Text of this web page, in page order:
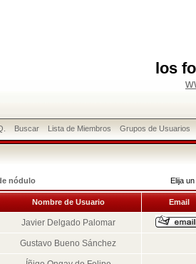
los
Buscar Lista de Miembros Grupos de Usuarios
nódulo Elija
Nombre de Usuario Email
Javier Delgado Palomar
Gustavo Bueno Sánchez